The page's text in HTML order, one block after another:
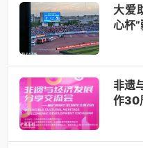
大爱
心杯
非遗
作30